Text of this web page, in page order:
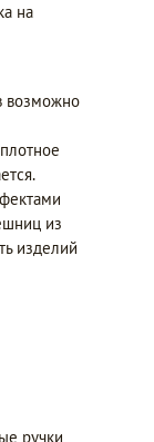
на
возможно
из
изделий
ручки